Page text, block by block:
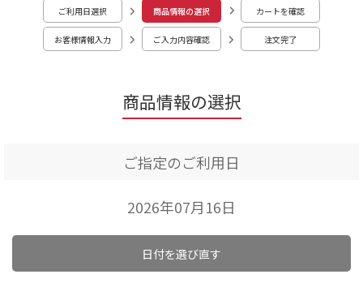
商品情報の選択
ご利用日選択 商品情報の選択 カートを確認
お客様情報入力 ご入力内容確認 注文完了
ご指定のご利用日
2026年07月16日
日付を選び直す